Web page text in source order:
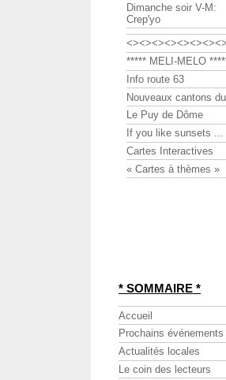
Dimanche soir V-M:
Crep'yo
<><><><><><><><>
***** MELI-MELO
Info route 63
Nouveaux cantons
Le Puy de Dôme
If you like sunsets ...
Cartes Interactives
« Cartes à thèmes »
* SOMMAIRE *
Accueil
Prochains événements
Actualités locales
Le coin des lecteurs